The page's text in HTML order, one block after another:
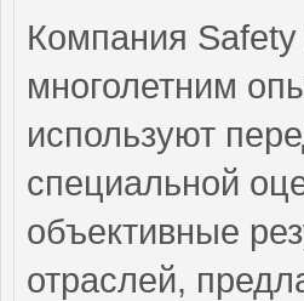
Компания
многолетним
используют
специальной
объективные
отраслей,